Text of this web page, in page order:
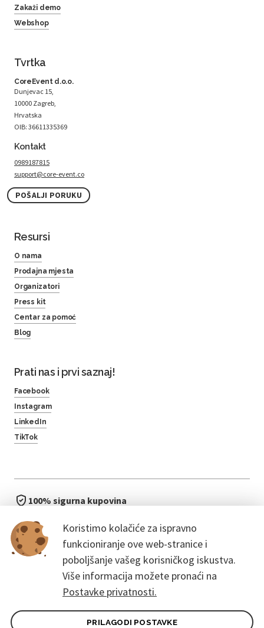
Koristimo kolačiće za ispravno
funkcioniranje ove web-stranice i
poboljšanje vašeg korisničkog iskustva.
Više informacija možete pronaći na
Postavke privatnosti.
PRILAGODI POSTAVKE
Zakaži demo
Webshop
Tvrtka
CoreEvent d.o.o.
Dunjevac 15,
10000 Zagreb,
Hrvatska
OIB: 36611335369
Kontakt
0989187815
support@core-event.co
POŠALJI PORUKU
Resursi
O nama
Prodajna mjesta
Organizatori
Press kit
Centar za pomoć
Blog
Prati nas i prvi saznaj!
Facebook
Instagram
LinkedIn
TikTok
100% sigurna kupovina
bez čekanja u redu